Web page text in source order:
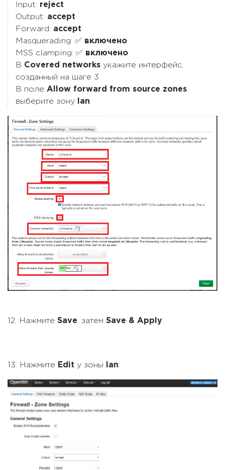
Input: reject
Output: accept
Forward: accept
Masquerading: ✅ включено
MSS clamping: ✅ включено
В Covered networks укажите интерфейс,
созданный на шаге 3
В поле Allow forward from source zones
выберите зону
lan
12. Нажмите Save , затем Save & Apply
13. Нажмите Edit у зоны lan: